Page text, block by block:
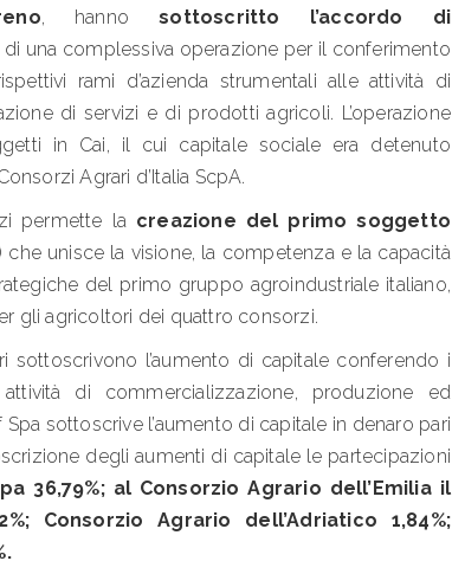
, hannosottoscritto l’accordo di
una complessiva operazione per il conferimento
rami d’azienda strumentali alle attività di
di servizi e di prodotti agricoli. L’operazione
in Cai, il cui capitale sociale era detenuto
Agrari d’Italia ScpA.
permette la creazione del primo soggetto
che unisce la visione, la competenza e la capacità
del primo gruppo agroindustriale italiano,
gli agricoltori dei quattro consorzi.
sottoscrivono l’aumento di capitale conferendo i
di commercializzazione, produzione ed
sottoscrive l’aumento di capitale in denaro pari
degli aumenti di capitale le partecipazioni
36,79%; al Consorzio Agrario dell’Emilia il
Consorzio Agrario dell’Adriatico 1,84%;